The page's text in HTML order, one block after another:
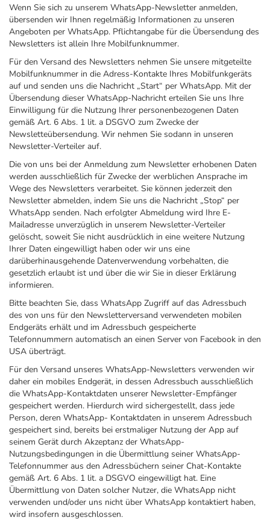
Wenn Sie sich zu unserem WhatsApp-Newsletter anmelden,
übersenden wir Ihnen regelmäßig Informationen zu unseren
Angeboten per WhatsApp. Pflichtangabe für die Übersendung des
Newsletters ist allein Ihre Mobilfunknummer.
Für den Versand des Newsletters nehmen Sie unsere mitgeteilte
Mobilfunknummer in die Adress-Kontakte Ihres Mobilfunkgeräts
auf und senden uns die Nachricht „Start“ per WhatsApp. Mit der
Übersendung dieser WhatsApp-Nachricht erteilen Sie uns Ihre
Einwilligung für die Nutzung Ihrer personenbezogenen Daten
gemäß Art. 6 Abs. 1 lit. a DSGVO zum Zwecke der
Newsletteübersendung. Wir nehmen Sie sodann in unseren
Newsletter-Verteiler auf.
Die von uns bei der Anmeldung zum Newsletter erhobenen Daten
werden ausschließlich für Zwecke der werblichen Ansprache im
Wege des Newsletters verarbeitet. Sie können jederzeit den
Newsletter abmelden, indem Sie uns die Nachricht „Stop“ per
WhatsApp senden. Nach erfolgter Abmeldung wird Ihre E-
Mailadresse unverzüglich in unserem Newsletter-Verteiler
gelöscht, soweit Sie nicht ausdrücklich in eine weitere Nutzung
Ihrer Daten eingewilligt haben oder wir uns eine
darüberhinausgehende Datenverwendung vorbehalten, die
gesetzlich erlaubt ist und über die wir Sie in dieser Erklärung
informieren.
Bitte beachten Sie, dass WhatsApp Zugriff auf das Adressbuch
des von uns für den Newsletterversand verwendeten mobilen
Endgeräts erhält und im Adressbuch gespeicherte
Telefonnummern automatisch an einen Server von Facebook in den
USA überträgt.
Für den Versand unseres WhatsApp-Newsletters verwenden wir
daher ein mobiles Endgerät, in dessen Adressbuch ausschließlich
die WhatsApp-Kontaktdaten unserer Newsletter-Empfänger
gespeichert werden. Hierdurch wird sichergestellt, dass jede
Person, deren WhatsApp- Kontaktdaten in unserem Adressbuch
gespeichert sind, bereits bei erstmaliger Nutzung der App auf
seinem Gerät durch Akzeptanz der WhatsApp-
Nutzungsbedingungen in die Übermittlung seiner WhatsApp-
Telefonnummer aus den Adressbüchern seiner Chat-Kontakte
gemäß Art. 6 Abs. 1 lit. a DSGVO eingewilligt hat. Eine
Übermittlung von Daten solcher Nutzer, die WhatsApp nicht
verwenden und/oder uns nicht über WhatsApp kontaktiert haben,
wird insofern ausgeschlossen.